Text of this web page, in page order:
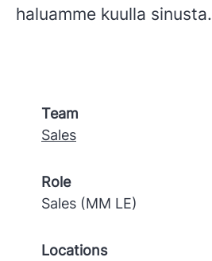
haluamme kuulla sinusta.
Team
Sales
Role
Sales (MM LE)
Locations